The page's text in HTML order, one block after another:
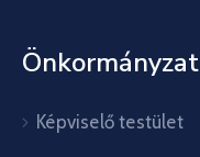
Önkormányzat
Képviselő testület